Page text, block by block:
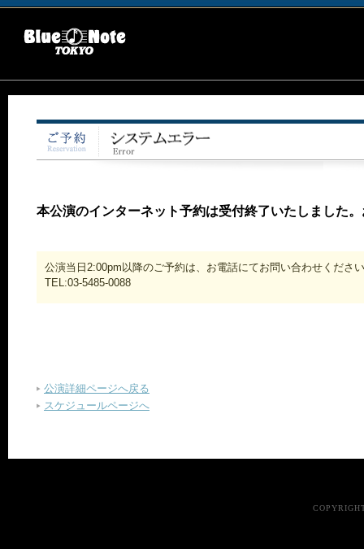
本公演のインターネット予約は受付終了いたしました
公演当日2:00pm以降のご予約は、お電話にてお問い合わせくださ
TEL:03-5485-0088
公演詳細ページへ戻る
スケジュールページへ